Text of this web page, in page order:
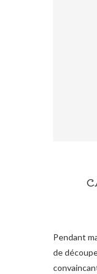
Pendant
de